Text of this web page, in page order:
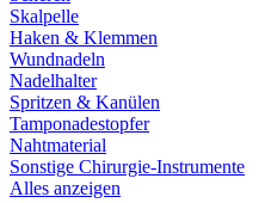
Skalpelle
Haken & Klemmen
Wundnadeln
Nadelhalter
Spritzen & Kanülen
Tamponadestopfer
Nahtmaterial
Sonstige Chirurgie-Instrumente
Alles anzeigen